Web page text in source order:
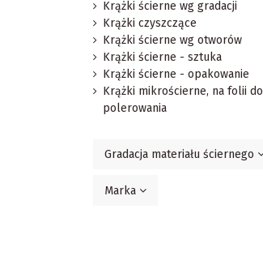
Krążki ścierne wg gradacji
Krążki czyszczące
Krążki ścierne wg otworów
Krążki ścierne - sztuka
Krążki ścierne - opakowanie
Krążki mikrościerne, na folii do
polerowania
Gradacja materiału ściernego
Marka